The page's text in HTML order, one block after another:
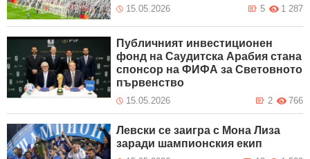
15.05.2026 1 287
5
Публичният инвестиционен
фонд на Саудитска Арабия стана
спонсор на ФИФА за Световното
първенство
15.05.2026 766
2
Левски се заигра с Мона Лиза
заради шампионския екип